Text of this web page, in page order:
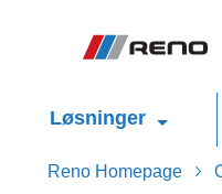
Løsninger
Reno Homepage